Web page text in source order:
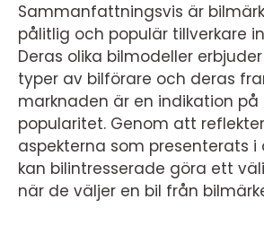
Sammanfattningsvis är
pålitlig och populär tillverkare
Deras olika bilmodeller
typer av bilförare och deras
marknaden är en indikation på
popularitet. Genom att
aspekterna som presenterats i
kan bilintresserade göra ett
när de väljer en bil från